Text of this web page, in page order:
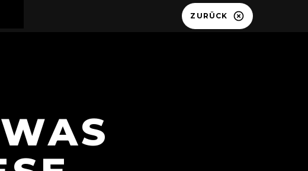
ZURÜCK